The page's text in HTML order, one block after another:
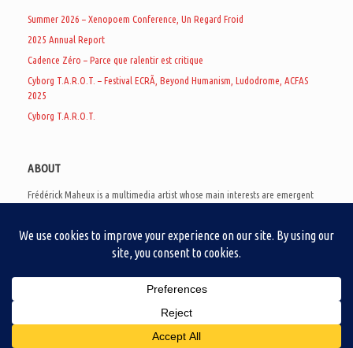
Summer 2026 – Xenopoem Conference, Un Regard Froid
2025 Annual Report
Cadence Zéro – Parce que ralentir est critique
Cyborg T.A.R.O.T. – Festival ECRÃ, Beyond Humanism, Ludodrome, ACFAS
2025
Cyborg T.A.R.O.T.
ABOUT
Frédérick Maheux is a multimedia artist whose main interests are emergent
creates noisy video games, produces industrial music under Un Regard Froid,
and practices the art of analogic collages. He is currently a doctoral student
creation as a research methodology to study noise.